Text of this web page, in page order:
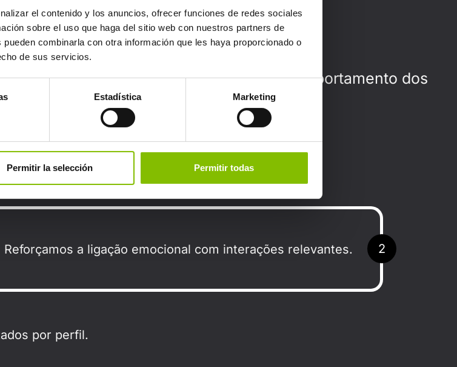
el contenido y los anuncios, ofrecer funciones de redes sociales
sobre el uso que haga del sitio web con nuestros partners de
combinarla con otra información que les haya proporcionado o
de sus servicios.
Estadística Marketing
Permitir la selección Permitir todas
relacional
proativa para antecipar o comportamento dos
2
Reforçamos a ligação emocional com interações relevantes.
por perfil.